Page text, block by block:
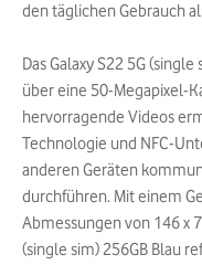
den täglichen Gebrauch
Das Galaxy S22 5G
über eine 50-Megapixel-
hervorragende Videos
Technologie und NFC-
anderen Geräten
durchführen. Mit einem
Abmessungen von 146 x
(single sim) 256GB Blau